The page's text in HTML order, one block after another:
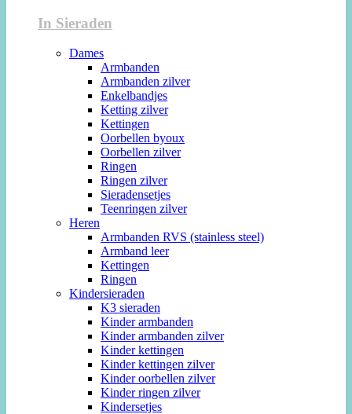
In Sieraden
Dames
Armbanden
Armbanden zilver
Enkelbandjes
Ketting zilver
Kettingen
Oorbellen byoux
Oorbellen zilver
Ringen
Ringen zilver
Sieradensetjes
Teenringen zilver
Heren
Armbanden RVS (stainless steel)
Armband leer
Kettingen
Ringen
Kindersieraden
K3 sieraden
Kinder armbanden
Kinder armbanden zilver
Kinder kettingen
Kinder kettingen zilver
Kinder oorbellen zilver
Kinder ringen zilver
Kindersetjes